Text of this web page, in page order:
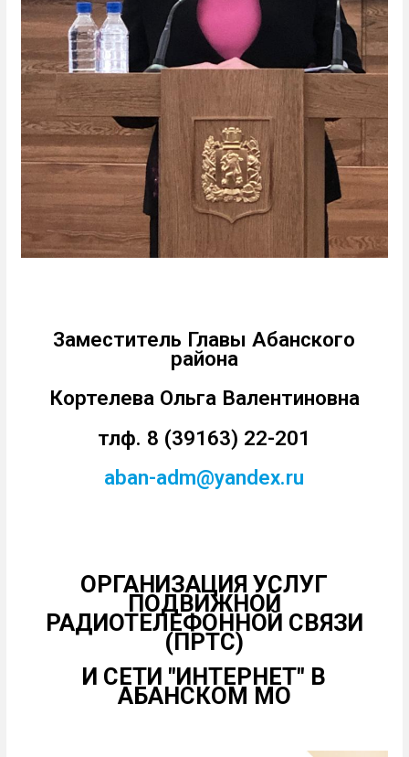
Заместитель Главы Абанского
района
Кортелева Ольга Валентиновна
тлф. 8 (39163) 22-201
aban-adm@yandex.ru
ОРГАНИЗАЦИЯ УСЛУГ
ПОДВИЖНОЙ
РАДИОТЕЛЕФОННОЙ СВЯЗИ
(ПРТС)
И СЕТИ "ИНТЕРНЕТ" В
АБАНСКОМ МО